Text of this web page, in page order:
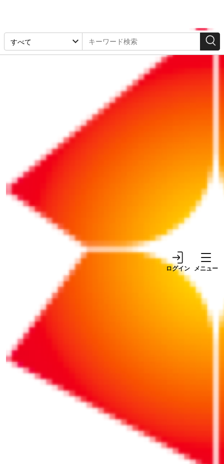
ログイン メニュー
2026/06/08
【中堅社員のスピーチ例】心の余裕
は「15分の空白」から生まれる
余白を作ることは、単なる怠慢や無責任な引き伸
ばしではありません。手が空いたら休もうでは、
一生空白は生まれません。物理的に空白を確保す
る心がけも必要…
続きをお読みになるにはログインが必要です。
ID（メールアドレス）